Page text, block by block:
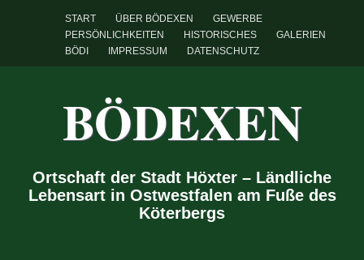
START ÜBER BÖDEXEN
GEWERBE
PERSÖNLICHKEITEN
HISTORISCHES
GALERIEN
BÖDI
IMPRESSUM DATENSCHUTZ
BÖDEXEN
Ortschaft der Stadt Höxter – Ländliche
Lebensart in Ostwestfalen am Fuße des
Köterbergs